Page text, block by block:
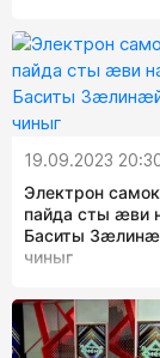
19.09.2023
Электрон
пайда сты æви
Баситы
чиныг